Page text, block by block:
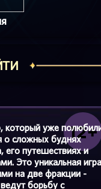
который уже
о сложных буднях
его путешествиях и
Это уникальная игра
на две фракции -
борьбу с